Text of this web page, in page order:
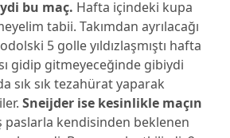
bu maç. Hafta içindeki kupa
tabii. Takımdan ayrılacağı
5 golle yıldızlaşmıştı hafta
gidip gitmeyeceğinde gibiydi
sık sık tezahürat yaparak
Sneijder ise kesinlikle maçın
paslarla kendisinden beklenen